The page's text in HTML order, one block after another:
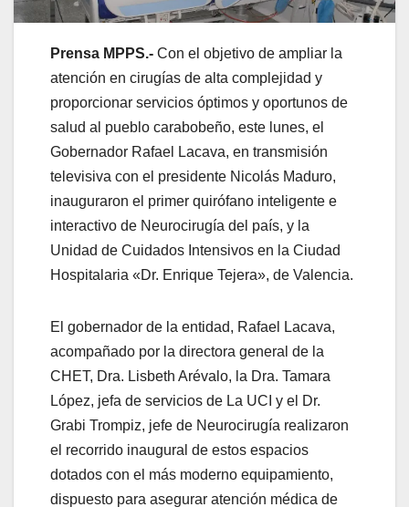
Prensa MPPS.- Con el objetivo de ampliar la
atención en cirugías de alta complejidad y
proporcionar servicios óptimos y oportunos de
salud al pueblo carabobeño, este lunes, el
Gobernador Rafael Lacava, en transmisión
televisiva con el presidente Nicolás Maduro,
inauguraron el primer quirófano inteligente e
interactivo de Neurocirugía del país, y la
Unidad de Cuidados Intensivos en la Ciudad
Hospitalaria «Dr. Enrique Tejera», de Valencia.
El gobernador de la entidad, Rafael Lacava,
acompañado por la directora general de la
CHET, Dra. Lisbeth Arévalo, la Dra. Tamara
López, jefa de servicios de La UCI y el Dr.
Grabi Trompiz, jefe de Neurocirugía realizaron
el recorrido inaugural de estos espacios
dotados con el más moderno equipamiento,
dispuesto para asegurar atención médica de